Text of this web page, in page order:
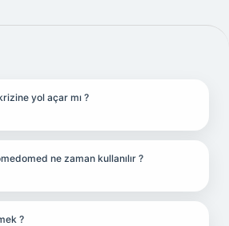
yol açar mı ?
ne zaman kullanılır ?
?